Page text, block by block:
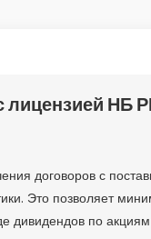
лицензией НБ
договоров с
Это позволяет
дивидендов по